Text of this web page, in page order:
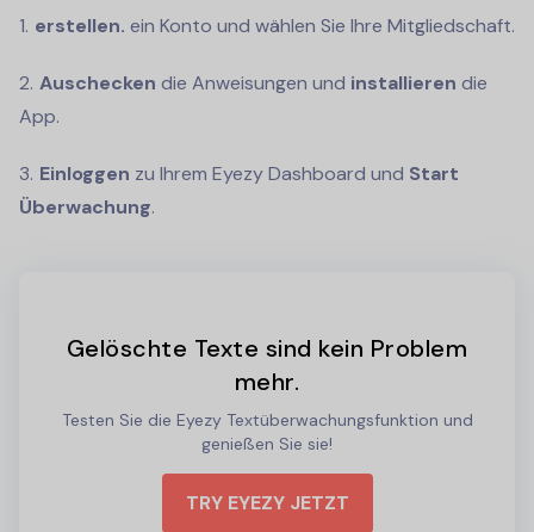
erstellen. ein Konto und wählen Sie Ihre Mitgliedschaft.
Auschecken die Anweisungen und installieren die
App.
Einloggen zu Ihrem Eyezy Dashboard und Start
Überwachung.
Gelöschte Texte sind kein Problem
mehr.
Testen Sie die Eyezy Textüberwachungsfunktion und
genießen Sie sie!
TRY EYEZY JETZT